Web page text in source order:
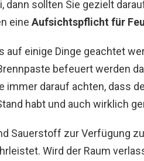
dann sollten Sie gezielt
eine Aufsichtspflicht für
auf einige Dinge geachtet
befeuert werden
immer darauf achten, dass
habt und auch wirklich
Sauerstoff zur Verfügung
Wird der Raum